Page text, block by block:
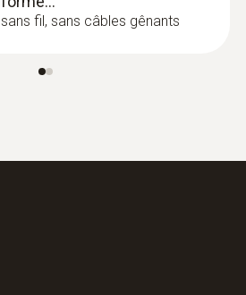
extra large pour surfaces
fil, sans câbles gênants